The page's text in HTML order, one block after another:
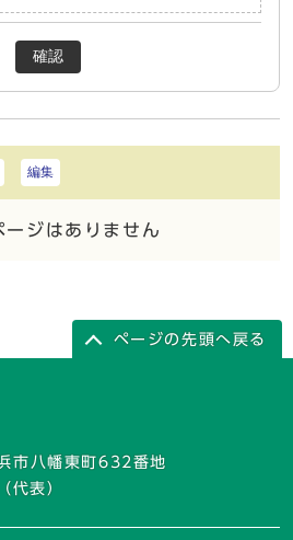
確認
編集
ージはありません
ページの先頭へ戻る
市八幡東町632番地
（代表）